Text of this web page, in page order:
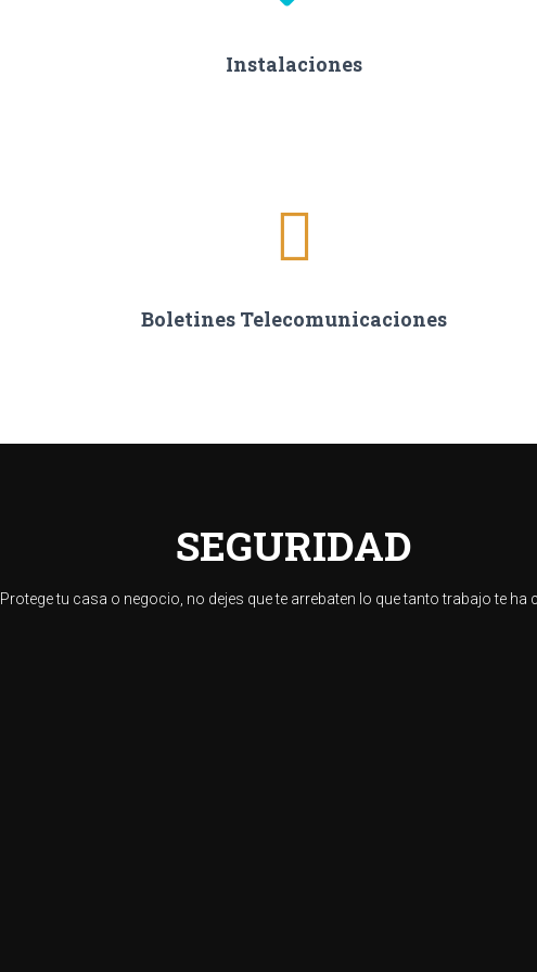
Instalaciones
Boletines Telecomunicaciones
SEGURIDAD
Protege tu casa o negocio, no dejes que te arrebaten lo que tanto trabajo te ha